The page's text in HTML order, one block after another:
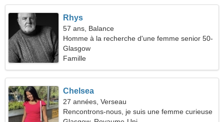
Rhys
57 ans, Balance
Homme à la recherche d'une femme senior 50-
52
Glasgow
Famille
Chelsea
27 années, Verseau
Rencontrons-nous, je suis une femme curieuse